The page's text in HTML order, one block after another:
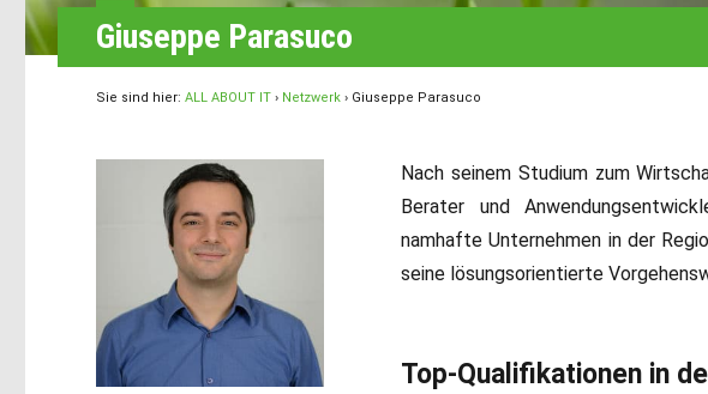
Giuseppe Parasuco
Sie sind hier:ALL ABOUT IT › Netzwerk › Giuseppe Parasuco
Nach seinem Studium zum
Berater und
namhafte Unternehmen in der
seine lösungsorientierte
Top-Qualifikationen in